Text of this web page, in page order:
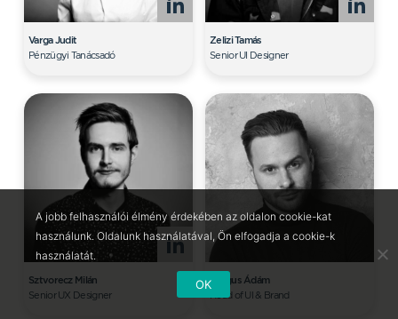
Varga Judit
Pénzügyi Tanácsadó
Zelizi Tamás
Senior UI Designer
Sztvorecz Milán
Senior UX Designer
Drágus Ádám
Head of UI & Brand
A jobb felhasználói élmény érdekében az oldalon cookie-kat
használunk. Oldalunk használatával, Ön elfogadja a cookie-k
használatát.
OK